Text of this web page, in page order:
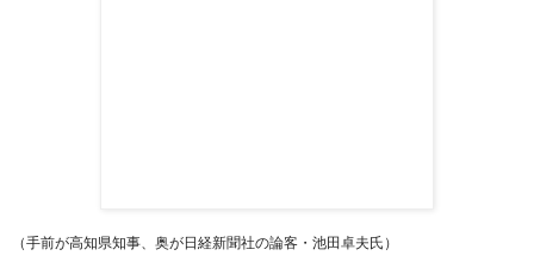
（手前が高知県知事、奥が日経新聞社の論客・池田卓夫氏）